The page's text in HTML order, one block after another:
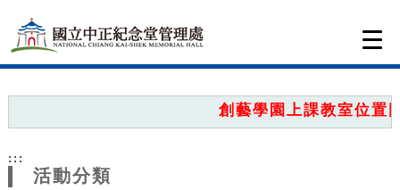
網
站
主
題
創藝學園上課教室位置圖
:::
活動分類